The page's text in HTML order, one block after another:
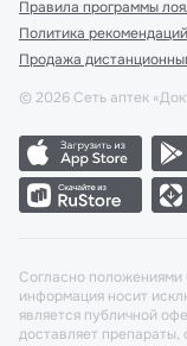
Правила программы
Политика рекомендаций
Продажа
© 2026 Сеть аптек
Согласно положениями
информация носит
является публичной
доставляет препараты,